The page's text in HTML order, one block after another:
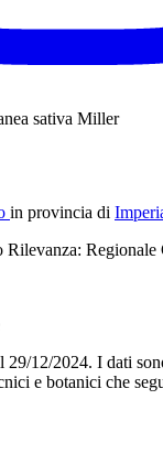
sativa Miller
in provincia di
Rilevanza: Regionale
12/2024. I dati
e botanici che